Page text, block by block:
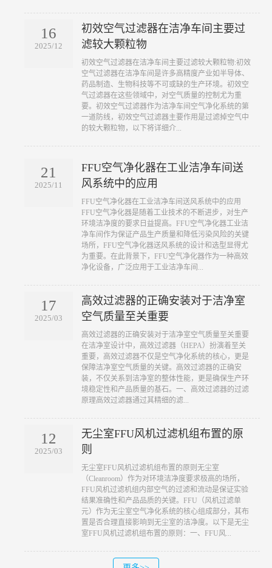
16
2025/12
初效空气过滤器在洁净车间主要过
滤较大颗粒物
​初效空气过滤器在洁净车间主要过滤较大颗粒物:初效
空气过滤器在洁净车间是许多高精度产业如半导体、
药品制造、生物科技等不可或缺的生产环境。初效空
气过滤器在这些领域中，对空气质量的控制尤为重
要。初效空气过滤器作为洁净车间空气净化系统的第
一道防线，初效空气过滤器主要作用是过滤掉空气中
的较大颗粒物，以下将详细介...
21
2025/11
FFU空气净化器在工业洁净车间送
风系统中的应用
​FFU空气净化器在工业洁净车间送风系统中的应用
FFU空气净化器是随着工业技术的不断进步，对生产
环境洁净度的要求日益提高。FFU空气净化器工业洁
净车间作为保证产品生产质量和降低污染风险的关键
场所，FFU空气净化器送风系统的设计和选型显得尤
为重要。在此背景下，FFU空气净化器作为一种高效
净化设备，广泛应用于工业洁净车间...
17
2025/03
高效过滤器的正确安装对于洁净室
空气质量至关重要
​高效过滤器的正确安装对于洁净室空气质量至关重要
在洁净室设计中，高效过滤器（HEPA）扮演着至关
重要，高效过滤器不仅是空气净化系统的核心，更是
保障洁净室空气质量的关键。高效过滤器的正确安
装，不仅关系到洁净室的整体性能，更是确保生产环
境稳定性和产品质量的基石。一、高效过滤器的过滤
原理高效过滤器通过其精细的滤...
12
2025/03
无尘室FFU风机过滤机组布置的原
则
​无尘室FFU风机过滤机组布置的原则无尘室
（Cleanroom）作为对环境洁净度要求极高的场所，
FFU风机过滤机组内部空气的过滤和流动是保证实验
结果准确性和产品品质的关键。FFU（风机过滤单
元）作为无尘室空气净化系统的核心组成部分，其布
置是否合理直接影响到无尘室的洁净度。以下是无尘
室FFU风机过滤机组布置的原则：一、FFU风...